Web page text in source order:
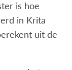
is hoe
in Krita
uit de